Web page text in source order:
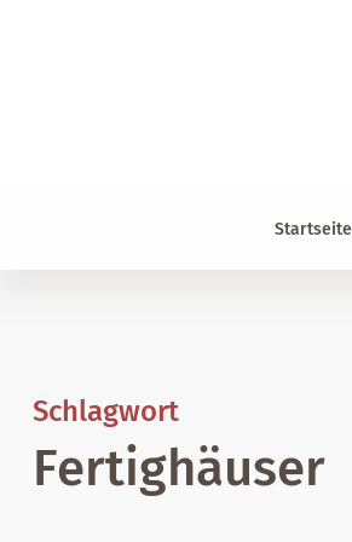
Startseite
Schlagwort
Fertighäuser